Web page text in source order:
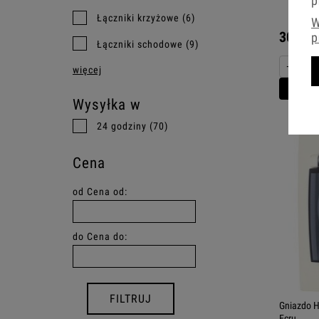
Łączniki krzyżowe (6)
Łączniki schodowe (9)
więcej
Wysyłka w
24 godziny (70)
Cena
od Cena od:
do Cena do:
FILTRUJ
30,79
−
Gniazdo